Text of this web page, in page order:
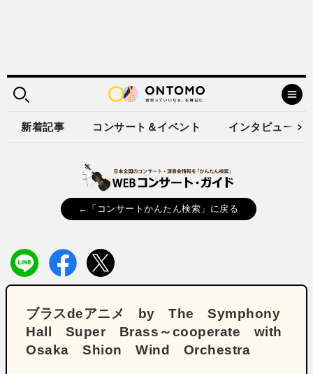
新着記事 コンサート＆イベント インタビュー
←「コンサートかんたん検索」に戻る
ブラスdeアニメ by The Symphony
Hall Super Brass～cooperate with
Osaka Shion Wind Orchestra